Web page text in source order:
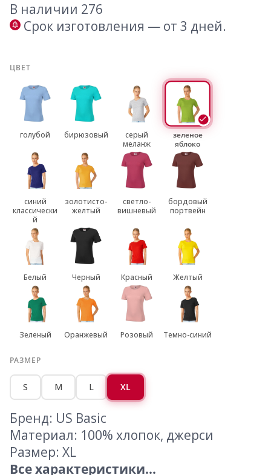
В наличии 276
Срок изготовления — от 3 дней.
ЦВЕТ
голубой бирюзовый
серый
меланж
зеленое
яблоко
синий
классически
й
золотисто-
желтый
светло-
вишневый
бордовый
портвейн
Белый Черный Красный Желтый
Зеленый Оранжевый Розовый Темно-синий
РАЗМЕР
S M L XL
Бренд: US Basic
Материал: 100% хлопок, джерси
Размер: XL
Все характеристики...